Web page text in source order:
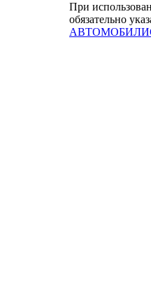
При
обязательно